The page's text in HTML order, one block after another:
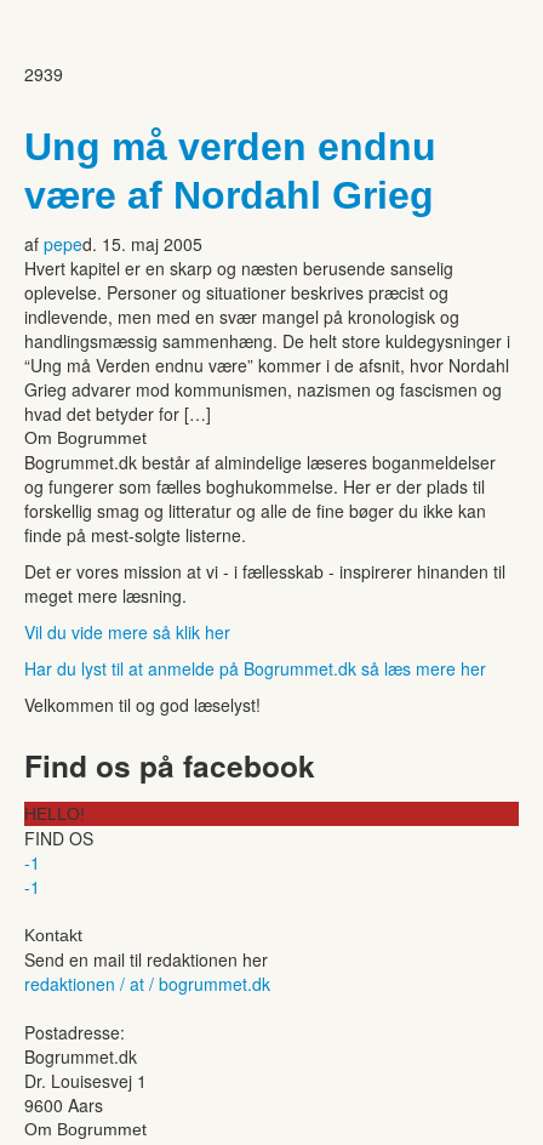
2939
Ung må verden endnu
være af Nordahl Grieg
af peped. 15. maj 2005
Hvert kapitel er en skarp og næsten berusende sanselig
oplevelse. Personer og situationer beskrives præcist og
indlevende, men med en svær mangel på kronologisk og
handlingsmæssig sammenhæng. De helt store kuldegysninger i
“Ung må Verden endnu være” kommer i de afsnit, hvor Nordahl
Grieg advarer mod kommunismen, nazismen og fascismen og
hvad det betyder for […]
Om Bogrummet
Bogrummet.dk består af almindelige læseres boganmeldelser
og fungerer som fælles boghukommelse. Her er der plads til
forskellig smag og litteratur og alle de fine bøger du ikke kan
finde på mest-solgte listerne.
Det er vores mission at vi - i fællesskab - inspirerer hinanden til
meget mere læsning.
Vil du vide mere så klik her
Har du lyst til at anmelde på Bogrummet.dk så læs mere her
Velkommen til og god læselyst!
Find os på facebook
HELLO!
FIND OS
-1
-1
Kontakt
Send en mail til redaktionen her
redaktionen / at / bogrummet.dk
Postadresse:
Bogrummet.dk
Dr. Louisesvej 1
9600 Aars
Om Bogrummet